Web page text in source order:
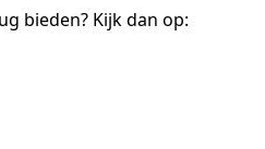
bieden? Kijk dan op: